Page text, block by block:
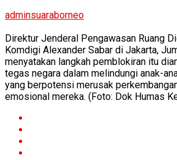
adminsuaraborneo
Direktur Jenderal Pengawasan Ruang
Komdigi Alexander Sabar di Jakarta,
menyatakan langkah pemblokiran itu
tegas negara dalam melindungi anak-
yang berpotensi merusak
emosional mereka. (Foto: Dok Humas